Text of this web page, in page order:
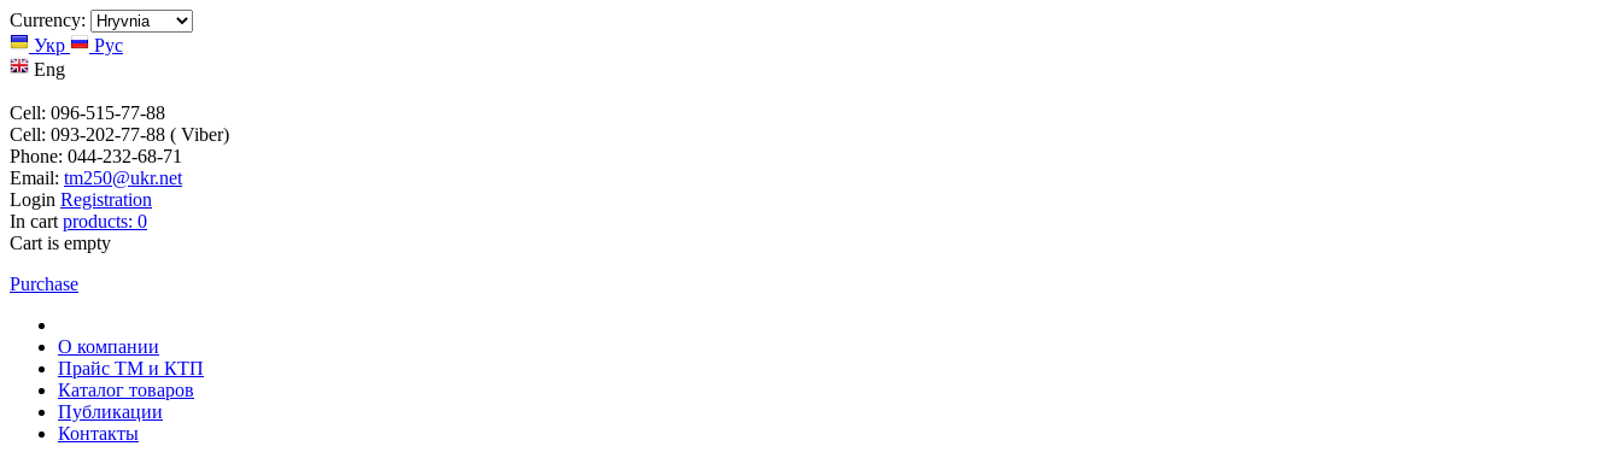
Currency:
Укр
Рус
Eng
Cell: 096-515-77-88
Cell: 093-202-77-88 ( Viber)
Phone: 044-232-68-71
Email: tm250@ukr.net
Login Registration
In cart products: 0
Cart is empty
Purchase
О компании
Прайс TM и КТП
Каталог товаров
Публикации
Контакты